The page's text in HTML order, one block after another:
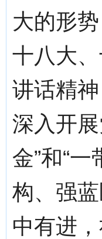
大的形
十八大
讲话精
深入开
金”和“
构、强
中有进